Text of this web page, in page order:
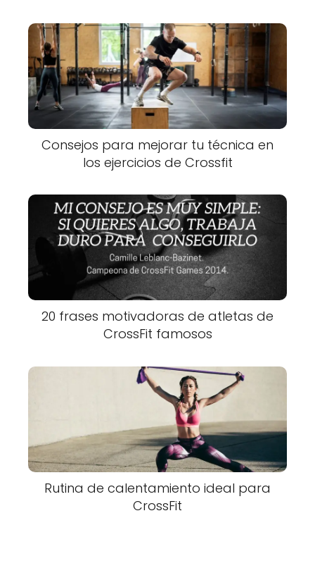
Consejos para mejorar tu técnica en
los ejercicios de Crossfit
20 frases motivadoras de atletas de
CrossFit famosos
Rutina de calentamiento ideal para
CrossFit